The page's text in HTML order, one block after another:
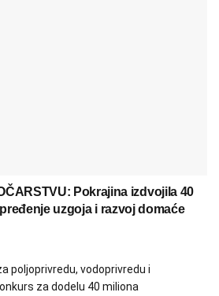
Pokrajina izdvojila 40
uzgoja i razvoj domaće
poljoprivredu, vodoprivredu i
za dodelu 40 miliona